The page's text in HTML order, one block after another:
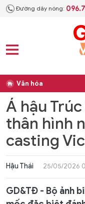
Đường dây nóng:
Văn hóa
Á hậu
thân hình
casting
Hậu Thái 25/05/2026
GD&TĐ - Bộ ảnh